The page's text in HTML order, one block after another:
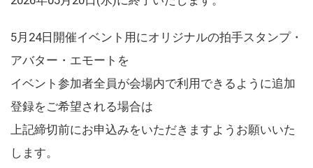
5月24日開催イベント用にオリジナルの拍手スタンプ・
アバター・エモートを
イベント参加者全員が会場内で利用できるように追加
登録をご希望される場合は
上記締切前にお申込みをいただきますようお願いいた
します。